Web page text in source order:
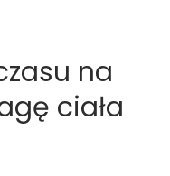
na
ciała